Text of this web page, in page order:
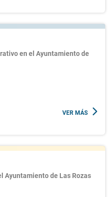
en el Ayuntamiento de
VER MÁS
Ayuntamiento de Las Rozas